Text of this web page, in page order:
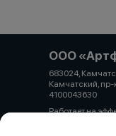
ООО
683024,
Камчатский, пр-
4100043630
Работает на